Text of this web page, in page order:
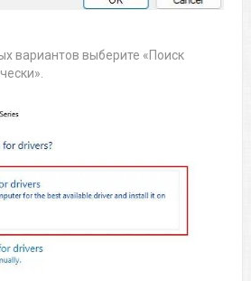
вариантов выберите «Поиск